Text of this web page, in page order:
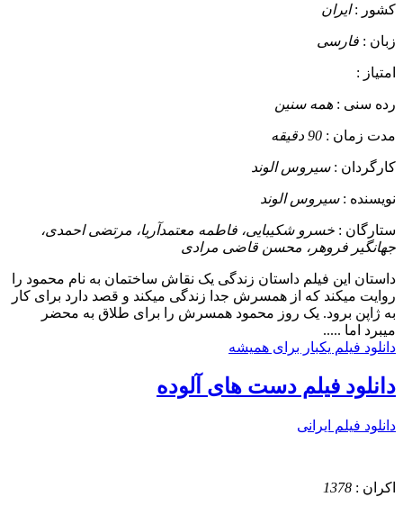
کشور :ایران
زبان : فارسی
امتیاز :
رده سنی : همه سنین
مدت زمان : 90 دقیقه
کارگردان :سیروس الوند
نویسنده :سیروس الوند
ستارگان : خسرو شکیبایی، فاطمه معتمدآریا، مرتضی احمدی،
جهانگیر فروهر، محسن قاضی مرادی
داستان این فیلم داستان زندگی یک نقاش ساختمان به نام محمود را
روایت میکند که از همسرش جدا زندگی میکند و قصد دارد برای کار
به ژاپن برود. یک روز محمود همسرش را برای طلاق به محضر
میبرد اما .....
دانلود فیلم یکبار برای همیشه
دانلود فیلم دست های آلوده
دانلود فیلم ایرانی
اکران : 1378